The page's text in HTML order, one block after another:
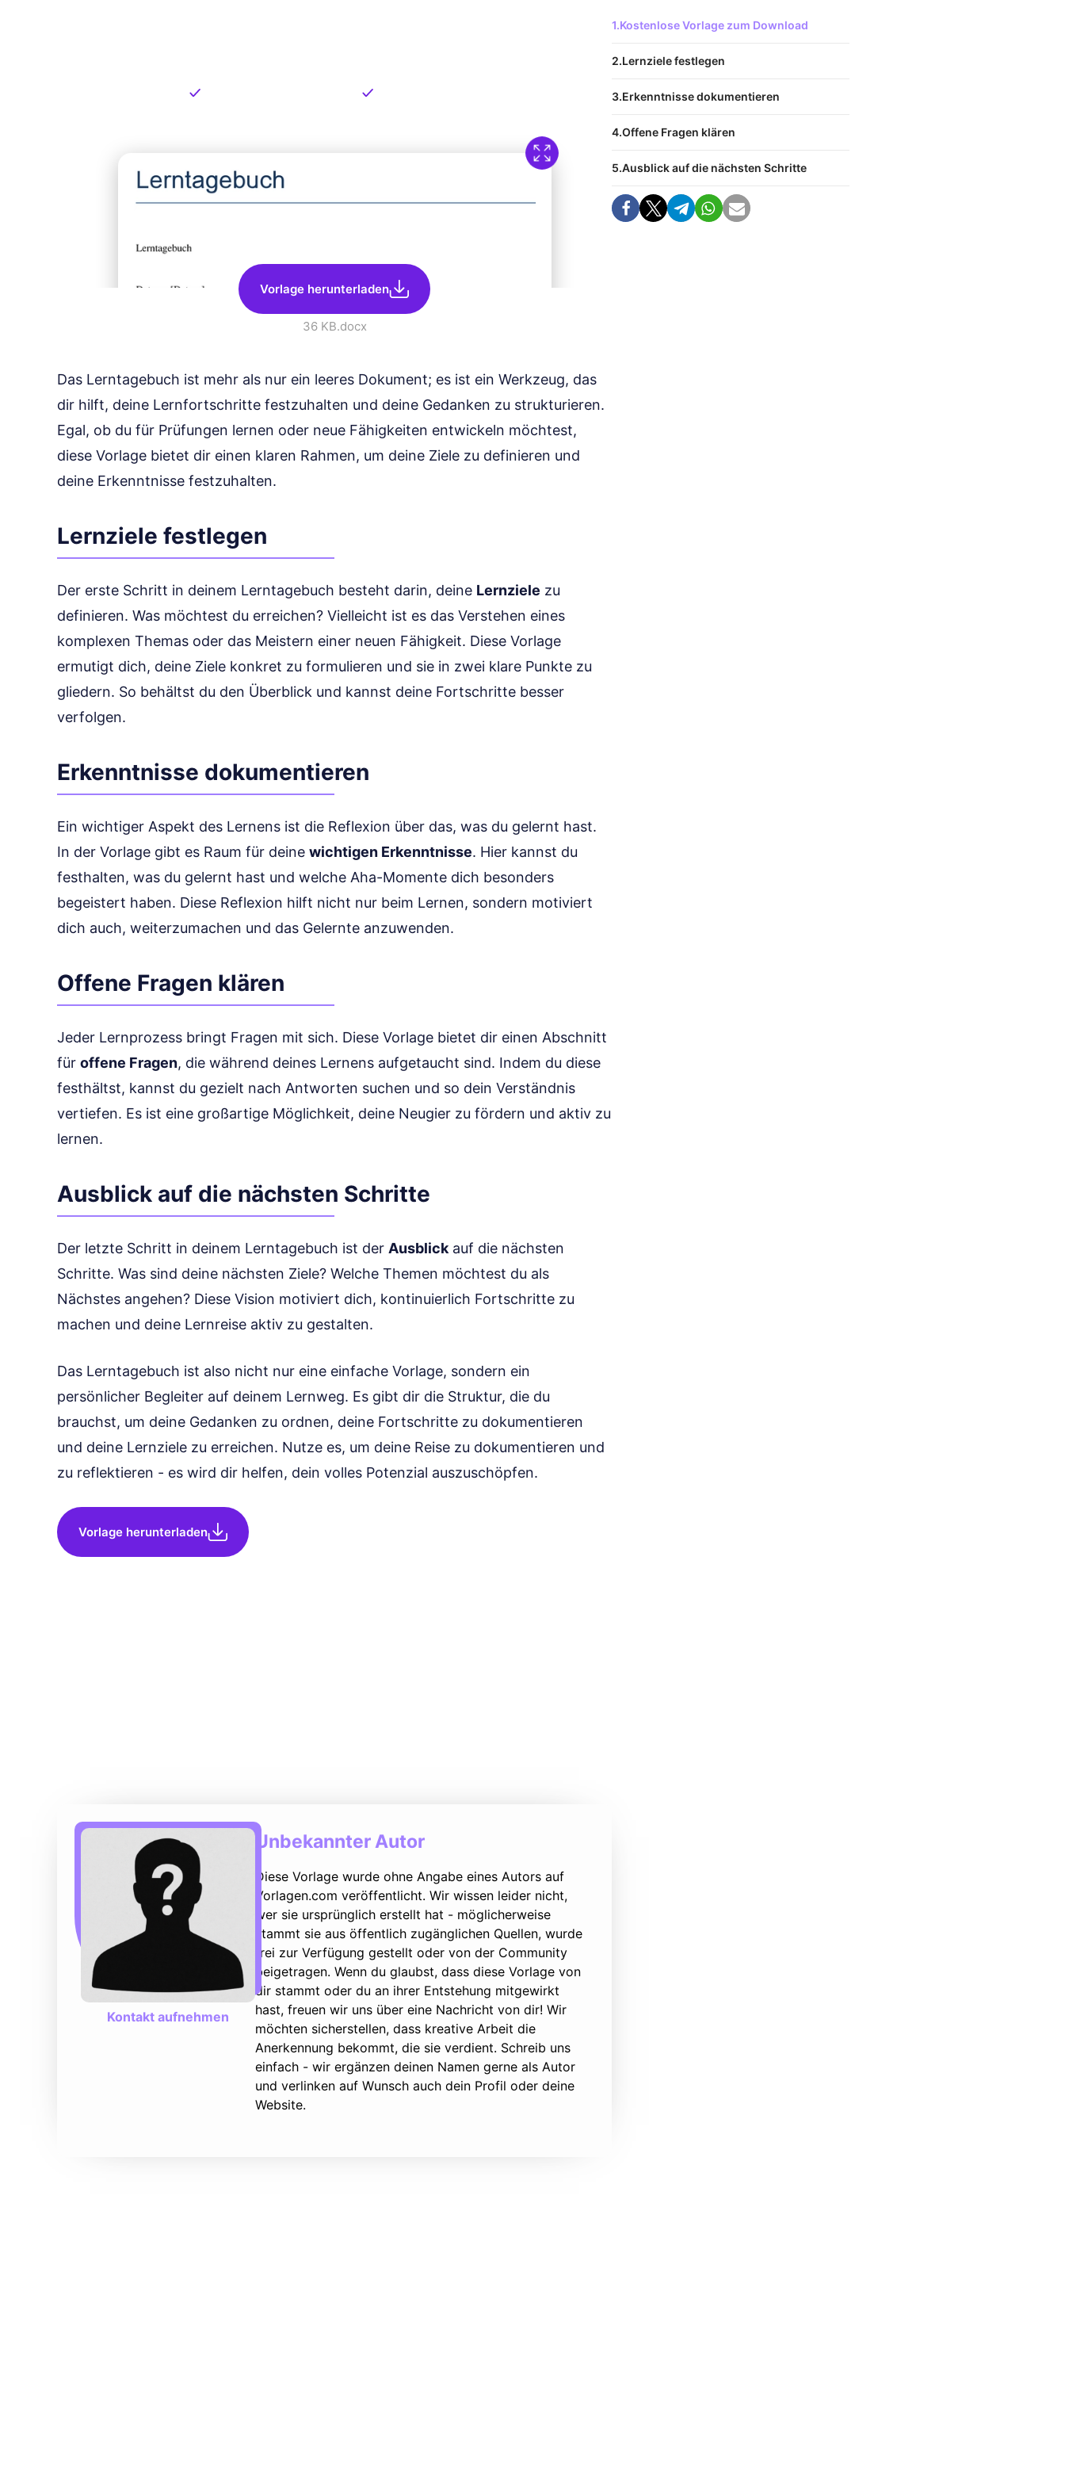
Vorlage herunterladen
36 KB.docx
Das Lerntagebuch ist mehr als nur ein leeres Dokument; es ist ein Werkzeug, das
dir hilft, deine Lernfortschritte festzuhalten und deine Gedanken zu strukturieren.
Egal, ob du für Prüfungen lernen oder neue Fähigkeiten entwickeln möchtest,
diese Vorlage bietet dir einen klaren Rahmen, um deine Ziele zu definieren und
deine Erkenntnisse festzuhalten.
Lernziele festlegen
Der erste Schritt in deinem Lerntagebuch besteht darin, deine Lernziele zu
definieren. Was möchtest du erreichen? Vielleicht ist es das Verstehen eines
komplexen Themas oder das Meistern einer neuen Fähigkeit. Diese Vorlage
ermutigt dich, deine Ziele konkret zu formulieren und sie in zwei klare Punkte zu
gliedern. So behältst du den Überblick und kannst deine Fortschritte besser
verfolgen.
Erkenntnisse dokumentieren
Ein wichtiger Aspekt des Lernens ist die Reflexion über das, was du gelernt hast.
In der Vorlage gibt es Raum für deine wichtigen Erkenntnisse. Hier kannst du
festhalten, was du gelernt hast und welche Aha-Momente dich besonders
begeistert haben. Diese Reflexion hilft nicht nur beim Lernen, sondern motiviert
dich auch, weiterzumachen und das Gelernte anzuwenden.
Offene Fragen klären
Jeder Lernprozess bringt Fragen mit sich. Diese Vorlage bietet dir einen Abschnitt
für offene Fragen, die während deines Lernens aufgetaucht sind. Indem du diese
festhältst, kannst du gezielt nach Antworten suchen und so dein Verständnis
vertiefen. Es ist eine großartige Möglichkeit, deine Neugier zu fördern und aktiv zu
lernen.
Ausblick auf die nächsten Schritte
Der letzte Schritt in deinem Lerntagebuch ist der Ausblick auf die nächsten
Schritte. Was sind deine nächsten Ziele? Welche Themen möchtest du als
Nächstes angehen? Diese Vision motiviert dich, kontinuierlich Fortschritte zu
machen und deine Lernreise aktiv zu gestalten.
Das Lerntagebuch ist also nicht nur eine einfache Vorlage, sondern ein
persönlicher Begleiter auf deinem Lernweg. Es gibt dir die Struktur, die du
brauchst, um deine Gedanken zu ordnen, deine Fortschritte zu dokumentieren
und deine Lernziele zu erreichen. Nutze es, um deine Reise zu dokumentieren und
zu reflektieren - es wird dir helfen, dein volles Potenzial auszuschöpfen.
Vorlage herunterladen
Kontakt aufnehmen
Unbekannter Autor
Diese Vorlage wurde ohne Angabe eines Autors auf
Vorlagen.com veröffentlicht. Wir wissen leider nicht,
wer sie ursprünglich erstellt hat - möglicherweise
stammt sie aus öffentlich zugänglichen Quellen, wurde
frei zur Verfügung gestellt oder von der Community
beigetragen. Wenn du glaubst, dass diese Vorlage von
dir stammt oder du an ihrer Entstehung mitgewirkt
hast, freuen wir uns über eine Nachricht von dir! Wir
möchten sicherstellen, dass kreative Arbeit die
Anerkennung bekommt, die sie verdient. Schreib uns
einfach - wir ergänzen deinen Namen gerne als Autor
und verlinken auf Wunsch auch dein Profil oder deine
Website.
Kostenlose Vorlage zum Download
Lernziele festlegen
Erkenntnisse dokumentieren
Offene Fragen klären
Ausblick auf die nächsten Schritte